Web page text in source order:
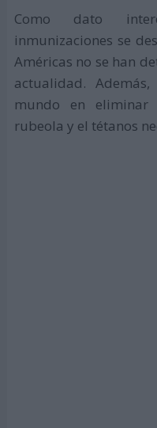
Como dato
inmunizaciones se
Américas no se han
actualidad.
mundo en
rubeola y el tétanos